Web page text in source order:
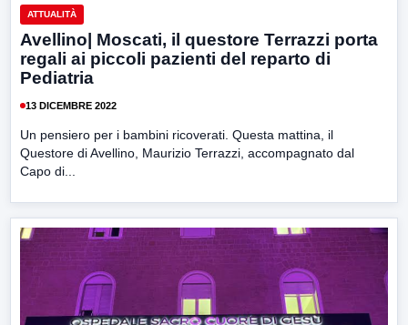
ATTUALITÀ
Avellino| Moscati, il questore Terrazzi porta
regali ai piccoli pazienti del reparto di
Pediatria
13 DICEMBRE 2022
Un pensiero per i bambini ricoverati. Questa mattina, il
Questore di Avellino, Maurizio Terrazzi, accompagnato dal
Capo di...